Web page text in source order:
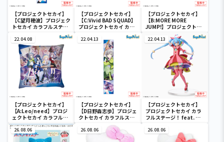
【プロジェクトセカイ】
【C望月穂波】プロジェク
トセカイ カラフルステー
ジ！ feat. 初音ミク マフ
ラータオル“Leo/need”
【プロジェクトセカイ】
【C:Vivid BAD SQUAD】
プロジェクトセカイ カラ
音ミク [PM]クッション
【プロジェクトセカイ】
【B:MORE MORE
JUMP!】プロジェクトセ
カイ カラフルステージ！
feat. 初音ミク [PM]クッ
ションVol.1
22.04.08
【プロジェクトセカイ】
【A:Leo/need】プロジ
ェクトセカイ カラフルス
テージ！ feat. 初音ミク
[PM]クッションVol.1
22.04.13
【プロジェクトセカイ】
【D日野森志歩】プロジェ
クトセカイ カラフルステ
ージ！ feat. 初音ミク マ
フラータオ
ル“Leo/need”
22.04.13
【プロジェクトセカイ】
プロジェクトセカイ カラ
フルステージ！ feat. 初
ア“ワンダーランドのセカ
イの初音ミク”
26.08.06 26.08.06 26.08.06